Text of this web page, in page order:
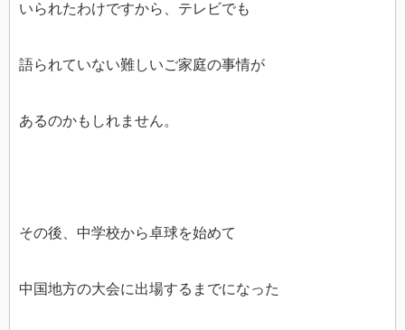
いられたわけですから、テレビでも
語られていない難しいご家庭の事情が
あるのかもしれません。
その後、中学校から卓球を始めて
中国地方の大会に出場するまでになった